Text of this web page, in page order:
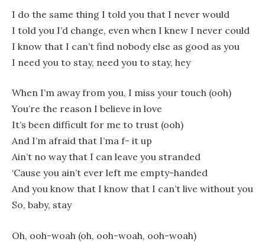
I do the same thing I told you that I never would
I told you I’d change, even when I knew I never could
I know that I can’t find nobody else as good as you
I need you to stay, need you to stay, hey
When I’m away from you, I miss your touch (ooh)
You’re the reason I believe in love
It’s been difficult for me to trust (ooh)
And I’m afraid that I’ma f- it up
Ain’t no way that I can leave you stranded
‘Cause you ain’t ever left me empty-handed
And you know that I know that I can’t live without you
So, baby, stay
Oh, ooh-woah (oh, ooh-woah, ooh-woah)